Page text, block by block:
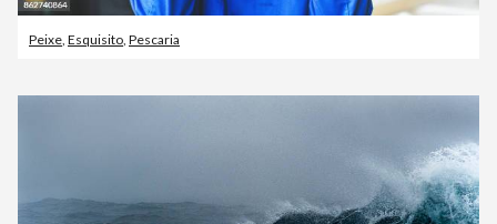
Peixe Esquisito Pescaria